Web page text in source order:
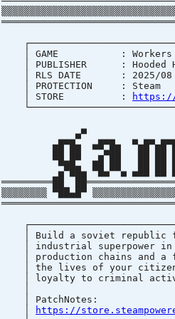
│ GAME : Workers
│
│ RLS
│
│ STORE :
https://
▄
▄▄▄▀ ▄▄▄ ▄ ▄▄
██ ██ ▀▀▄██ ██ ██
▀█▄█▀ ▄█ ██ ██ ██
▄▀██▄ ▀█▄▀▀▄ ▄██ ██
═════════██
▒▒▒▒▒▒▒▒ ▀██▄█▀
│ Build a soviet republic
│ industrial
│ production chains and a
│ the lives of your
│ loyalty to
│
https://